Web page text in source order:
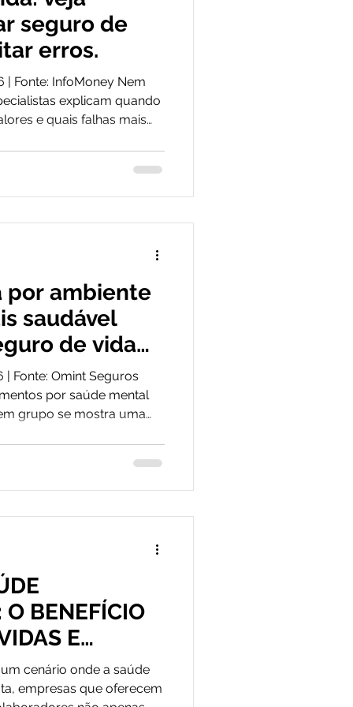
seguro de
erros.
| Fonte: InfoMoney Nem
explicam quando
e quais falhas mais
podem ficar em dúvida
A confusão é comum
por ambiente
saudável
de vida
nas PMEs.
| Fonte: Omint Seguros
por saúde mental
grupo se mostra uma
NR-1, conjunto de
para o gerenciamento
O BENEFÍCIO
E
cenário onde a saúde
empresas que oferecem